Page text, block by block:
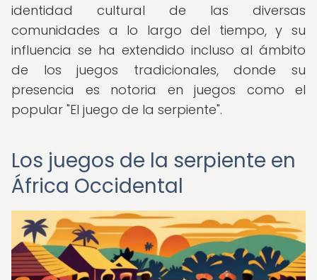
identidad cultural de las diversas
comunidades a lo largo del tiempo, y su
influencia se ha extendido incluso al ámbito
de los juegos tradicionales, donde su
presencia es notoria en juegos como el
popular "El juego de la serpiente".
Los juegos de la serpiente en
África Occidental